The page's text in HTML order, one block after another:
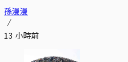
孫漫漫
13 小時前